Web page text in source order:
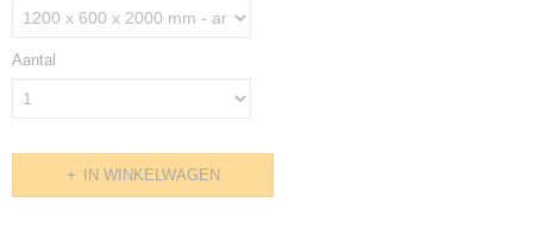
Aantal
IN WINKELWAGEN